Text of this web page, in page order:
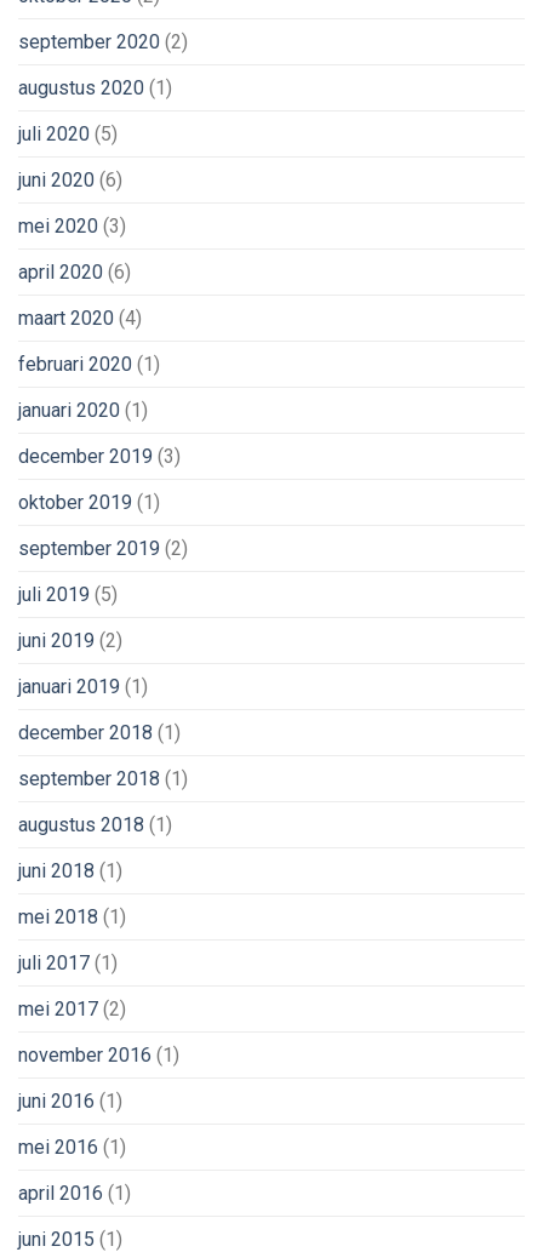
september 2020 (2)
augustus 2020 (1)
juli 2020 (5)
juni 2020 (6)
mei 2020 (3)
april 2020 (6)
maart 2020 (4)
februari 2020 (1)
januari 2020 (1)
december 2019 (3)
oktober 2019 (1)
september 2019 (2)
juli 2019 (5)
juni 2019 (2)
januari 2019 (1)
december 2018 (1)
september 2018 (1)
augustus 2018 (1)
juni 2018 (1)
mei 2018 (1)
juli 2017 (1)
mei 2017 (2)
november 2016 (1)
juni 2016 (1)
mei 2016 (1)
april 2016 (1)
juni 2015 (1)